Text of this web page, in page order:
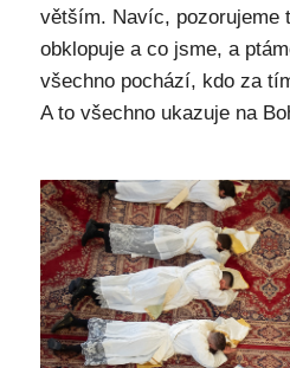
větším. Navíc, pozorujeme
obklopuje a co jsme, a
všechno pochází, kdo za
A to všechno ukazuje na